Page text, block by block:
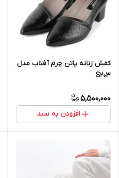
کفش زنانه پاتن چرم آفتاب مدل
S203
5,500,000
افزودن به سبد